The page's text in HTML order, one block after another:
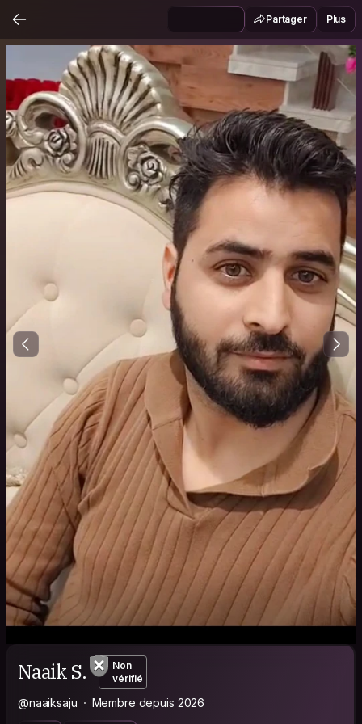
Partager Plus
Naaik S.
Non
vérifié
@naaiksaju Membre depuis 2026